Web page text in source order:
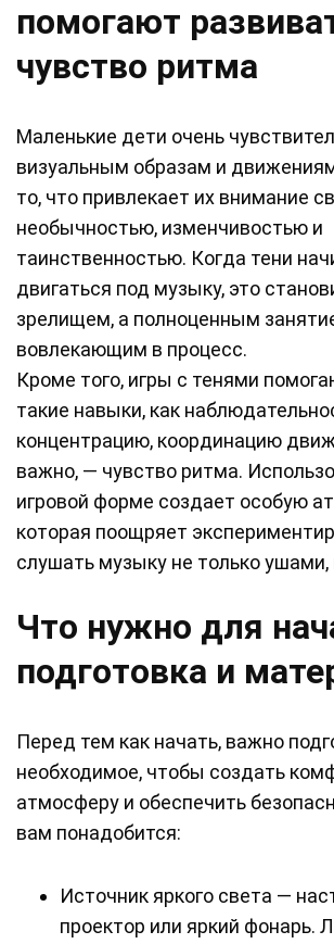
помогают
чувство ритма
Маленькие дети очень
визуальным образам и
то, что привлекает их внимание
необычностью, изменчивостью и
таинственностью. Когда тени
двигаться под музыку, это
зрелищем, а полноценным
вовлекающим в процесс.
Кроме того, игры с тенями
такие навыки, как
концентрацию, координацию
важно, — чувство ритма.
игровой форме создает особую
которая поощряет
слушать музыку не только ушами,
Что нужно для
подготовка и
Перед тем как начать, важно
необходимое, чтобы создать
атмосферу и обеспечить
вам понадобится:
Источник яркого света —
проектор или яркий фонарь.